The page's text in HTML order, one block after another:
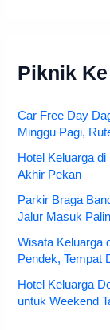
Piknik
Car Free Day
Minggu Pagi,
Hotel Keluarga
Akhir Pekan
Parkir Braga
Jalur Masuk
Wisata Keluarga
Pendek, Tempat
Hotel Keluarga
untuk Weekend